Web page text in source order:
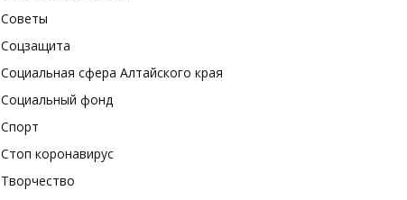
Советы
Соцзащита
Социальная сфера Алтайского края
Социальный фонд
Спорт
Стоп коронавирус
Творчество